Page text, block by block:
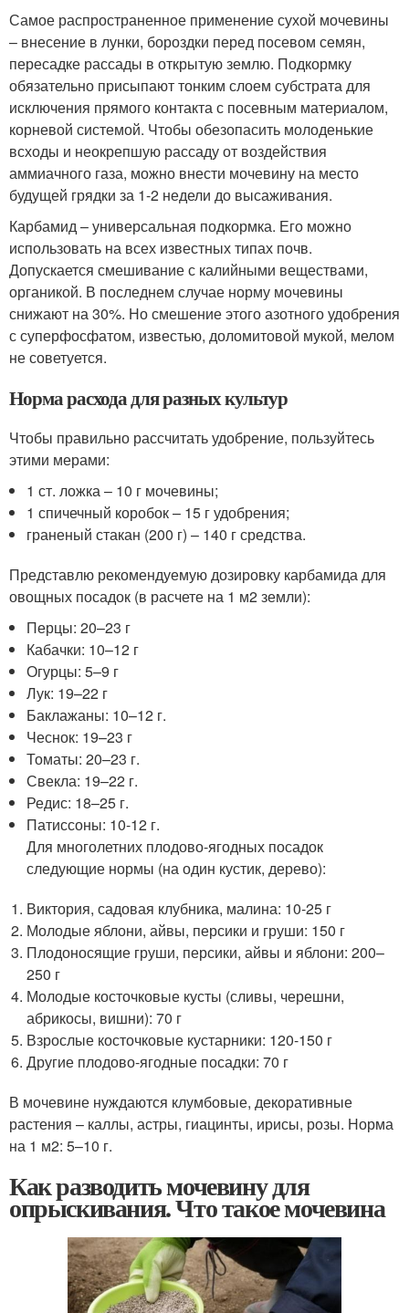
Самое распространенное применение сухой мочевины
– внесение в лунки, бороздки перед посевом семян,
пересадке рассады в открытую землю. Подкормку
обязательно присыпают тонким слоем субстрата для
исключения прямого контакта с посевным материалом,
корневой системой. Чтобы обезопасить молоденькие
всходы и неокрепшую рассаду от воздействия
аммиачного газа, можно внести мочевину на место
будущей грядки за 1-2 недели до высаживания.
Карбамид – универсальная подкормка. Его можно
использовать на всех известных типах почв.
Допускается смешивание с калийными веществами,
органикой. В последнем случае норму мочевины
снижают на 30%. Но смешение этого азотного удобрения
с суперфосфатом, известью, доломитовой мукой, мелом
не советуется.
Норма расхода для разных культур
Чтобы правильно рассчитать удобрение, пользуйтесь
этими мерами:
1 ст. ложка – 10 г мочевины;
1 спичечный коробок – 15 г удобрения;
граненый стакан (200 г) – 140 г средства.
Представлю рекомендуемую дозировку карбамида для
овощных посадок (в расчете на 1 м2 земли):
Перцы: 20–23 г
Кабачки: 10–12 г
Огурцы: 5–9 г
Лук: 19–22 г
Баклажаны: 10–12 г.
Чеснок: 19–23 г
Томаты: 20–23 г.
Свекла: 19–22 г.
Редис: 18–25 г.
Патиссоны: 10-12 г.
Для многолетних плодово-ягодных посадок
следующие нормы (на один кустик, дерево):
Виктория, садовая клубника, малина: 10-25 г
Молодые яблони, айвы, персики и груши: 150 г
Плодоносящие груши, персики, айвы и яблони: 200–
250 г
Молодые косточковые кусты (сливы, черешни,
абрикосы, вишни): 70 г
Взрослые косточковые кустарники: 120-150 г
Другие плодово-ягодные посадки: 70 г
В мочевине нуждаются клумбовые, декоративные
растения – каллы, астры, гиацинты, ирисы, розы. Норма
на 1 м2: 5–10 г.
Как разводить мочевину для
опрыскивания. Что такое мочевина